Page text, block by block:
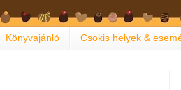
Könyvajánló Csokis helyek &